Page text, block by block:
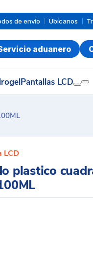
de envío Ubícanos
aduanero
Pantallas LCD
LCD
plastico